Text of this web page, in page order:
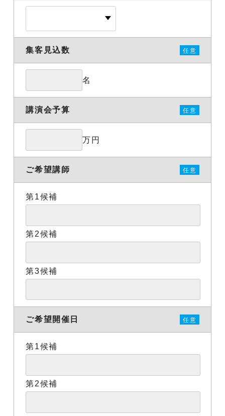
集客見込数 任意
名
講演会予算 任意
万円
ご希望講師 任意
第1候補
第2候補
第3候補
ご希望開催日 任意
第1候補
第2候補